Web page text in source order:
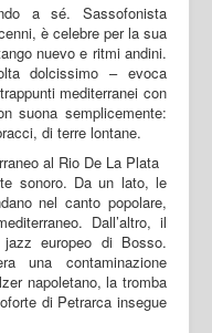
a sé. Sassofonista
è celebre per la sua
nuevo e ritmi andini.
dolcissimo – evoca
mediterranei con
suona semplicemente:
di terre lontane.
al Rio De La Plata
sonoro. Da un lato, le
nel canto popolare,
Dall’altro, il
europeo di Bosso.
una contaminazione
napoletano, la tromba
di Petrarca insegue